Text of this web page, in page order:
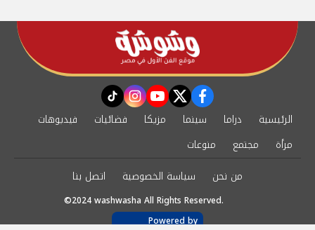
facebook
twitter
youtube
instagram
tiktok
الرئيسية دراما سينما مزيكا فضائيات
فيديوهات
مرأة
مجتمع
منوعات
من نحن
سياسة الخصوصية اتصل بنا
©2024 washwasha All Rights Reserved.
Powered by